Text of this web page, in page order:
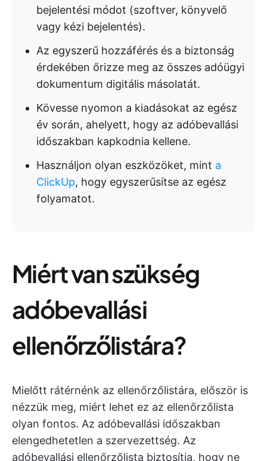
bejelentési módot (szoftver, könyvelő
vagy kézi bejelentés).
Az egyszerű hozzáférés és a biztonság
érdekében őrizze meg az összes adóügyi
dokumentum digitális másolatát.
Kövesse nyomon a kiadásokat az egész
év során, ahelyett, hogy az adóbevallási
időszakban kapkodnia kellene.
Használjon olyan eszközöket, mint a
ClickUp, hogy egyszerűsítse az egész
folyamatot.
Miért van szükség
adóbevallási
ellenőrzőlistára?
Mielőtt rátérnénk az ellenőrzőlistára, először is
nézzük meg, miért lehet ez az ellenőrzőlista
olyan fontos. Az adóbevallási időszakban
elengedhetetlen a szervezettség. Az
adóbevallási ellenőrzőlista biztosítja, hogy ne